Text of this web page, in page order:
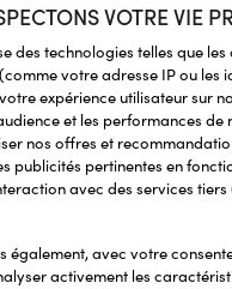
air chaud AIR01
VOTRE VIE
des technologies telles que
votre adresse IP ou
expérience utilisateur sur
et les performances de
nos offres et
publicités pertinentes en
avec des services
également, avec votre
activement les